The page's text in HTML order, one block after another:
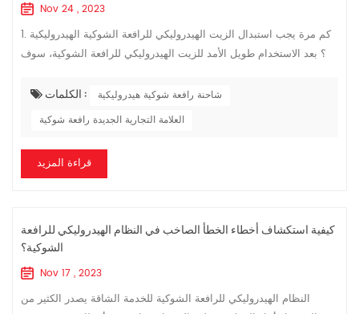
Nov 24 , 2023
1. كم مرة يجب استبدال الزيت الهيدروليكي للرافعة الشوكية الهيدروليكية
؟ بعد الاستخدام طويل الأمد للزيت الهيدروليكي للرافعة الشوكية، سوف
الكلمات :
شاحنة رافعة شوكية هيدروليكية
العلامة التجارية الجديدة رافعة شوكية
قراءة المزيد
كيفية استكشاف أخطاء الخطأ الصاخب في النظام الهيدروليكي للرافعة
الشوكية؟
Nov 17 , 2023
النظام الهيدروليكي للرافعة الشوكية للخدمة الشاقة يصدر الكثير من